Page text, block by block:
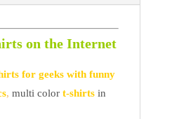
on the Internet
for geeks with funny
, multi color t-shirtsin